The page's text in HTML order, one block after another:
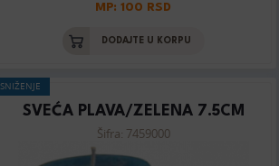
MP: 100 RSD
DODAJTE U KORPU
SNIŽENJE
SVEĆA PLAVA/ZELENA 7.5CM
Šifra: 7459000